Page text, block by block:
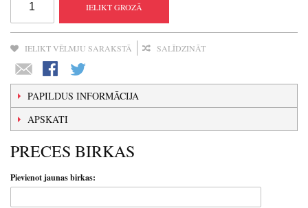
IELIKT GROZĀ
IELIKT VĒLMJU SARAKSTĀ SALĪDZINĀT
PAPILDUS INFORMĀCIJA
APSKATI
PRECES BIRKAS
Pievienot jaunas birkas: